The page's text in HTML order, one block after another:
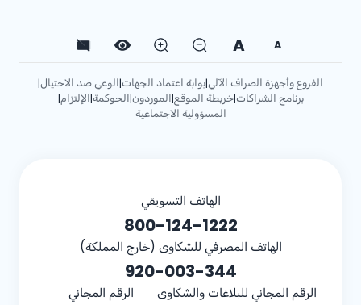
A
A
الفروع وأجهزة الصراف الآلي|بوابة اعتماد الجهات|الوعي ضد الاحتيال|
برنامج الشراكات|خريطة الموقع|الموردون|الحوكمة|الإلتزام|
المسؤولية الاجتماعية
الهاتف التسويقي
800-124-1222
الهاتف المصرفي للشكاوى (خارج المملكة)
920-003-344
الرقم المجاني للبلاغات والشكاوى الرقم المجاني